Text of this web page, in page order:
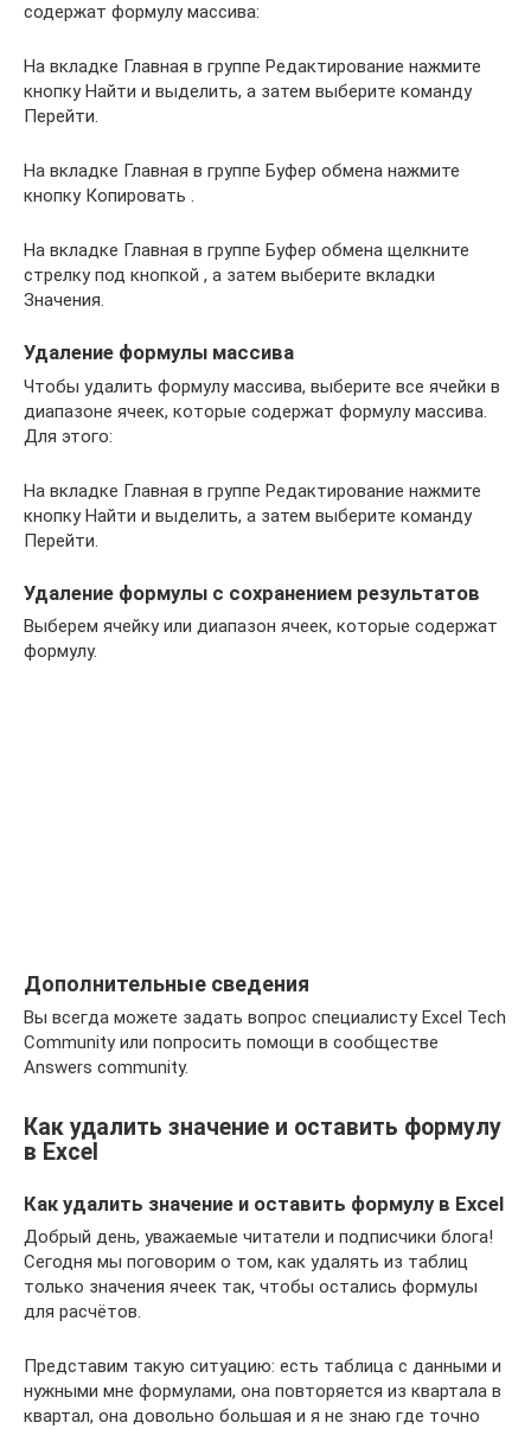
содержат формулу массива:
На вкладке Главная в группе Редактирование нажмите
кнопку Найти и выделить, а затем выберите команду
Перейти.
На вкладке Главная в группе Буфер обмена нажмите
кнопку Копировать .
На вкладке Главная в группе Буфер обмена щелкните
стрелку под кнопкой , а затем выберите вкладки
Значения.
Удаление формулы массива
Чтобы удалить формулу массива, выберите все ячейки в
диапазоне ячеек, которые содержат формулу массива.
Для этого:
На вкладке Главная в группе Редактирование нажмите
кнопку Найти и выделить, а затем выберите команду
Перейти.
Удаление формулы с сохранением результатов
Выберем ячейку или диапазон ячеек, которые содержат
формулу.
Дополнительные сведения
Вы всегда можете задать вопрос специалисту Excel Tech
Community или попросить помощи в сообществе
Answers community.
Как удалить значение и оставить формулу
в Excel
Как удалить значение и оставить формулу в Excel
Добрый день, уважаемые читатели и подписчики блога!
Сегодня мы поговорим о том, как удалять из таблиц
только значения ячеек так, чтобы остались формулы
для расчётов.
Представим такую ситуацию: есть таблица с данными и
нужными мне формулами, она повторяется из квартала в
квартал, она довольно большая и я не знаю где точно